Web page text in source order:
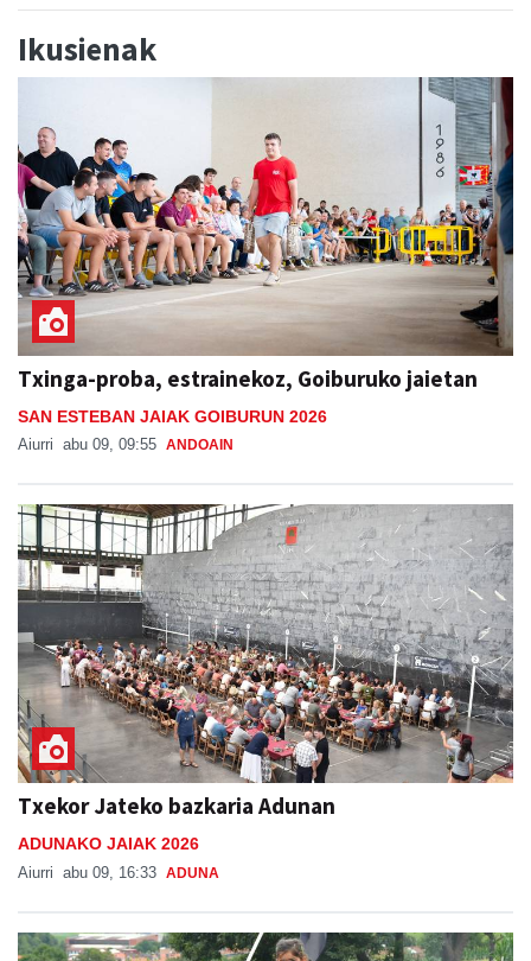
Ikusienak
Txinga-proba, estrainekoz, Goiburuko jaietan
SAN ESTEBAN JAIAK GOIBURUN 2026
Aiurri abu 09, 09:55 ANDOAIN
Txekor Jateko bazkaria Adunan
ADUNAKO JAIAK 2026
Aiurri abu 09, 16:33 ADUNA